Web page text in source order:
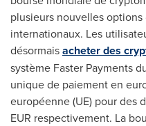
plusieurs nouvelles
internationaux. Les
désormaisacheter des
système Faster Payments
unique de paiement en
européenne (UE) pour des
EUR respectivement. La